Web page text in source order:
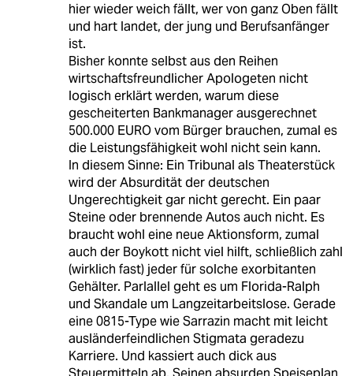
hier wieder weich fällt, wer von ganz Oben fällt
und hart landet, der jung und Berufsanfänger
ist.
Bisher konnte selbst aus den Reihen
wirtschaftsfreundlicher Apologeten nicht
logisch erklärt werden, warum diese
gescheiterten Bankmanager ausgerechnet
500.000 EURO vom Bürger brauchen, zumal es
die Leistungsfähigkeit wohl nicht sein kann.
In diesem Sinne: Ein Tribunal als Theaterstück
wird der Absurdität der deutschen
Ungerechtigkeit gar nicht gerecht. Ein paar
Steine oder brennende Autos auch nicht. Es
braucht wohl eine neue Aktionsform, zumal
auch der Boykott nicht viel hilft, schließlich zahl
(wirklich fast) jeder für solche exorbitanten
Gehälter. Parlallel geht es um Florida-Ralph
und Skandale um Langzeitarbeitslose. Gerade
eine 0815-Type wie Sarrazin macht mit leicht
ausländerfeindlichen Stigmata geradezu
Karriere. Und kassiert auch dick aus